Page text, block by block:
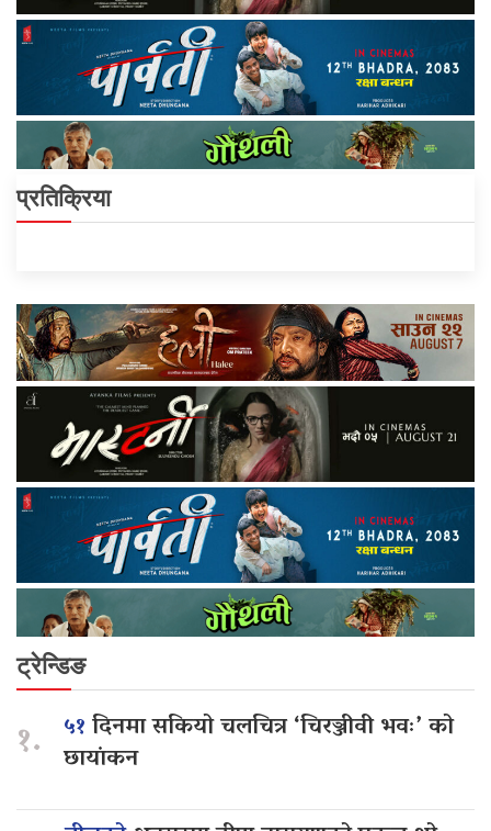
प्रतिक्रिया
ट्रेन्डिङ
१. ५१दिनमा सकियो चलचित्र ‘चिरञ्जीवी भवः’ को
छायांकन